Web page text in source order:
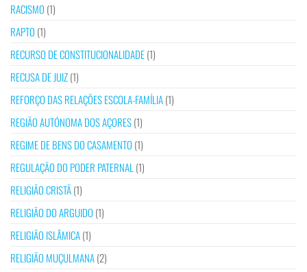
RACISMO (1)
RAPTO (1)
RECURSO DE CONSTITUCIONALIDADE(1)
RECUSA DE JUIZ(1)
REFORÇO DAS RELAÇÕES ESCOLA-FAMÍLIA(1)
REGIÃO AUTÓNOMA DOS AÇORES(1)
REGIME DE BENS DO CASAMENTO (1)
REGULAÇÃO DO PODER PATERNAL(1)
RELIGIÃO CRISTÃ(1)
RELIGIÃO DO ARGUIDO (1)
RELIGIÃO ISLÂMICA(1)
RELIGIÃO MUÇULMANA(2)